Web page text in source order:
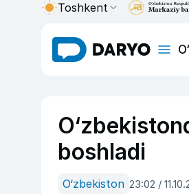
Toshkent
boshladi
O‘zbekiston 23:02 /